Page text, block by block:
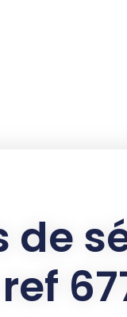
ref